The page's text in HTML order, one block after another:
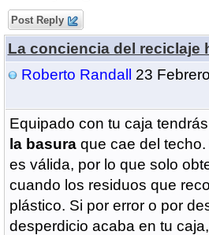
Post Reply
La conciencia del reciclaje
Roberto Randall
23
Equipado con tu caja
la basuraque cae del techo.
es válida, por lo que solo
cuando los residuos que
plástico. Si por error o por
desperdicio acaba en tu